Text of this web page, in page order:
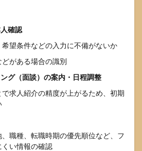
確認
望条件などの入力に不備がないか
がある場合の識別
グ（面談）の案内・日程調整
求人紹介の精度が上がるため、初期
職種、転職時期の優先順位など、フ
くい情報の確認